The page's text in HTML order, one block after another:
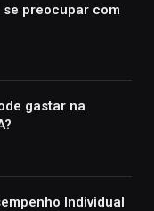
preocupar com
gastar na
Individual